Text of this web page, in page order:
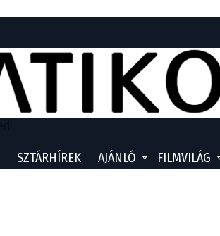
SZTÁRHÍREK AJÁNLÓ FILMVILÁG